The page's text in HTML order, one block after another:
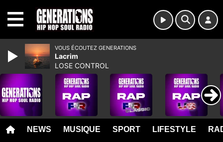
NEWS MUSIQUE SPORT LIFESTYLE
VOUS ÉCOUTEZ GENERATIONS
Lacrim
LOSE CONTROL